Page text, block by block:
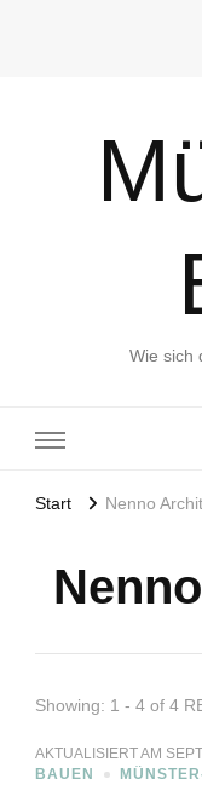
Wie sich
Start Nenno
Showing: 1 - 4 of 4
AKTUALISIERT AM
BAUEN